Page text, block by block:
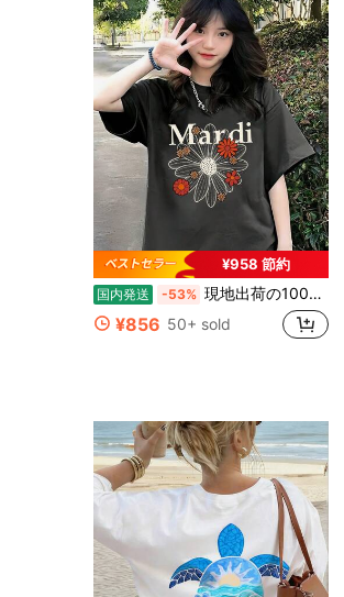
¥958 節約
国内発送 -53% 現地出荷の100%純綿200g Tシャツ、2026レディース夏ファッションプリント半袖Tシャツ、カップルスタイル、インナーにもアウターにも適し、オフィスカジュアルラウンドネックの楽しい半袖トップス。
¥856 50+ sold